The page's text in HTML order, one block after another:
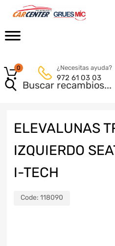
¿Necesitas ayuda?
972 61 03 03
0
ELEVALUNAS
IZQUIERDO
I-TECH
Code: 118090